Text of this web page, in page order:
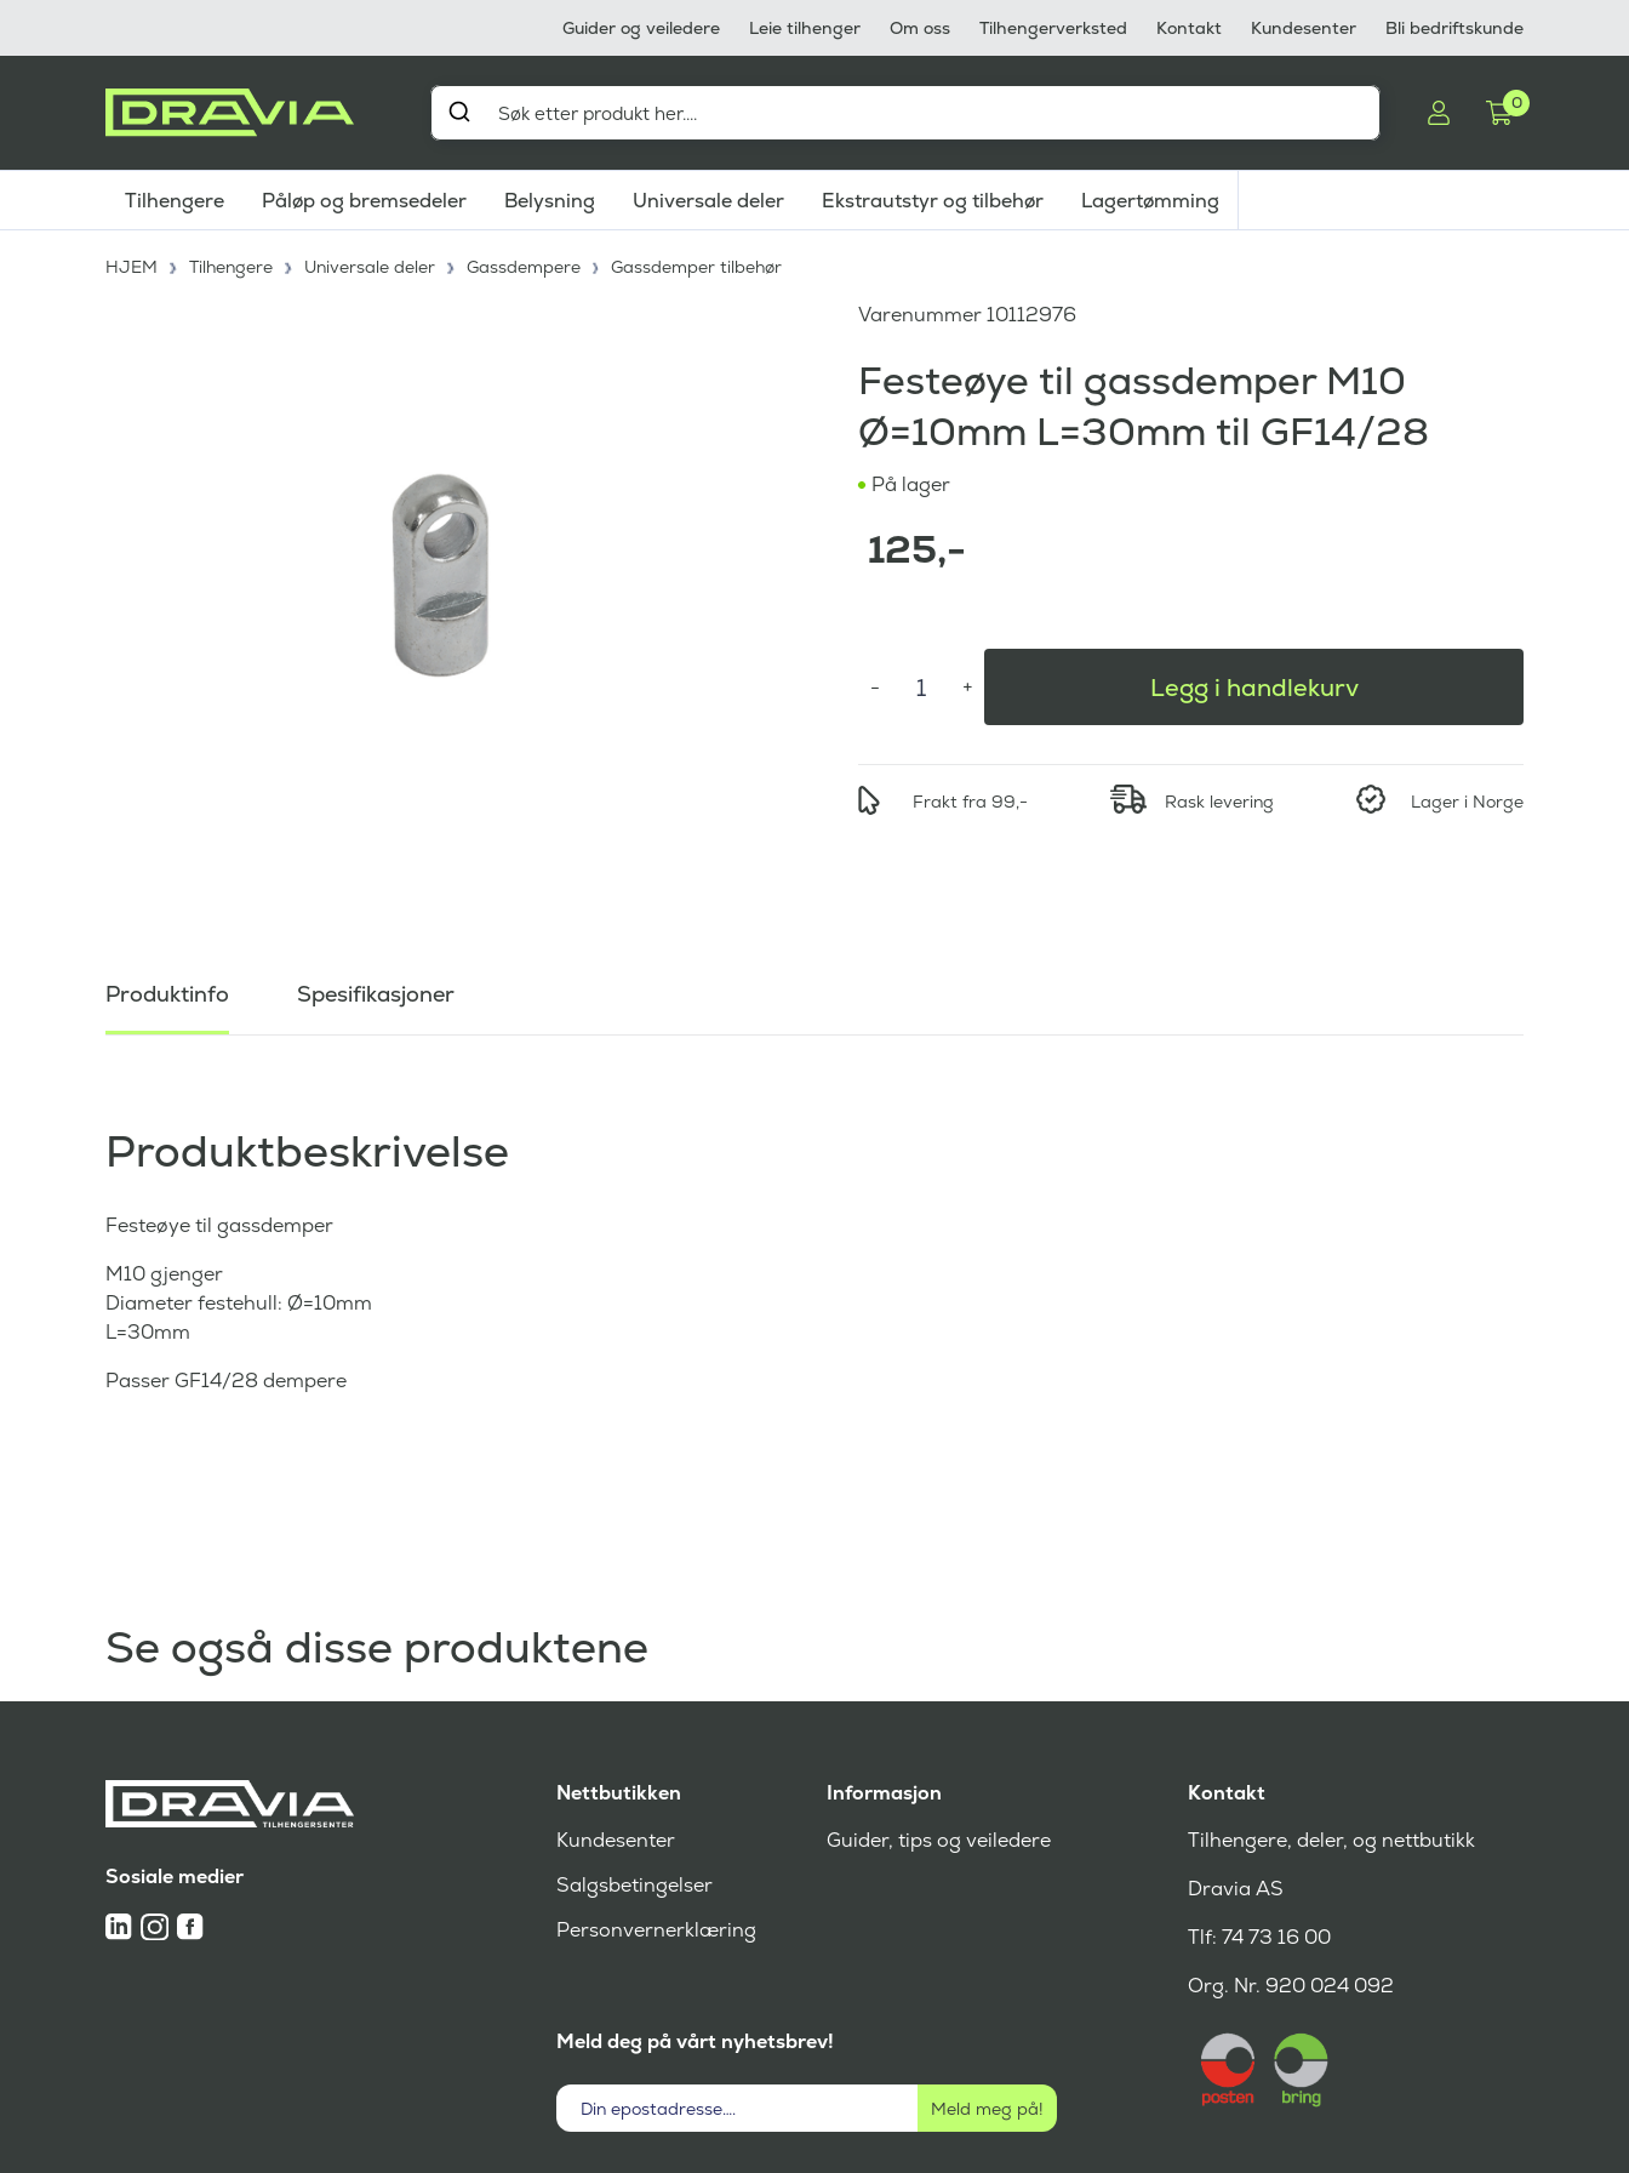
Guider og veiledere Leie tilhenger Om oss Tilhengerverksted Kontakt Kundesenter Bli bedriftskunde
0
Tilhengere Påløp og bremsedeler Belysning Universale deler Ekstrautstyr og tilbehør Lagertømming
HJEM Tilhengere Universale deler Gassdempere Gassdemper tilbehør
Varenummer10112976
Festeøye til gassdemper M10
Ø=10mm L=30mm til GF14/28
På lager
125,-
Legg i handlekurv
Frakt fra 99,- Rask levering Lager i Norge
Produktinfo Spesifikasjoner
Produktbeskrivelse
Festeøye til gassdemper
M10 gjenger
Diameter festehull: Ø=10mm
L=30mm
Passer GF14/28 dempere
Se også disse produktene
Sosiale medier
Nettbutikken
Kundesenter
Salgsbetingelser
Personvernerklæring
Informasjon
Guider, tips og veiledere
Meld deg på vårt nyhetsbrev!
Kontakt
Tilhengere, deler, og nettbutikk
Dravia AS
Tlf: 74 73 16 00
Org. Nr. 920 024 092